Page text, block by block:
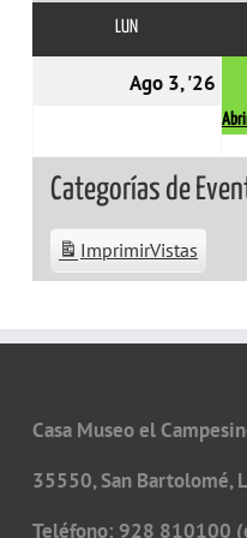
LUNLUNES
Ago 3, '26
Categorías de
ImprimirVistas
Casa Museo el
35550, San Bartolomé,
Teléfono: 928 810100